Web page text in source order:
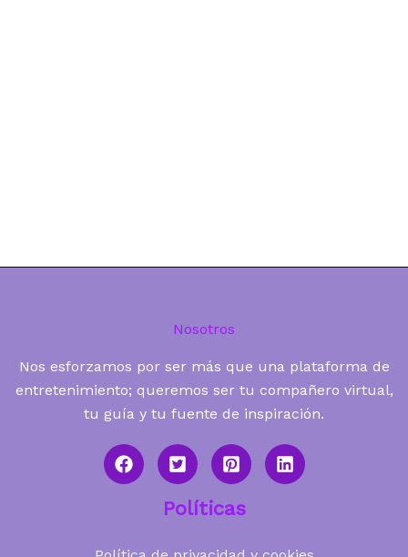
Nosotros
Nos esforzamos por ser más que una plataforma de
entretenimiento; queremos ser tu compañero virtual,
tu guía y tu fuente de inspiración.
Políticas